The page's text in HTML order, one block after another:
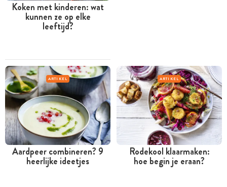
Koken met kinderen: wat
kunnen ze op elke
leeftijd?
ARTIKEL
Aardpeer combineren? 9
heerlijke ideetjes
ARTIKEL
Rodekool klaarmaken:
hoe begin je eraan?